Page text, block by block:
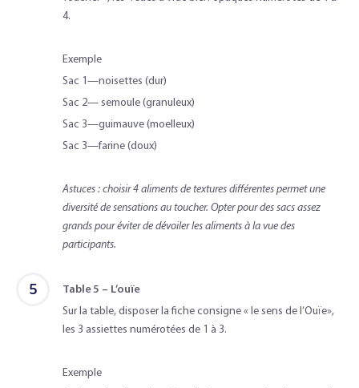
4.
Exemple
Sac 1—noisettes (dur)
Sac 2— semoule (granuleux)
Sac 3—guimauve (moelleux)
Sac 3—farine (doux)
Astuces : choisir 4 aliments de textures différentes permet une
diversité de sensations au toucher. Opter pour des sacs assez
grands pour éviter de dévoiler les aliments à la vue des
participants.
5
Table 5 – L’ouïe
Sur la table, disposer la fiche consigne « le sens de l’Ouïe»,
les 3 assiettes numérotées de 1 à 3.
Exemple